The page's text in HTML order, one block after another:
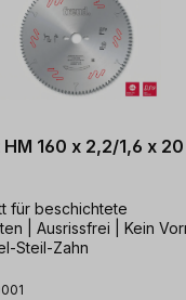
160 x 2,2/1,6 x
für beschichtete
| Ausrissfrei | Kein
Steil-Zahn